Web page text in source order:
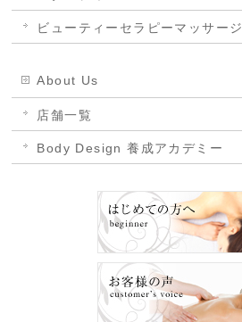
ビューティーセラピーマッサージ
About Us
店舗一覧
Body Design 養成アカデミー